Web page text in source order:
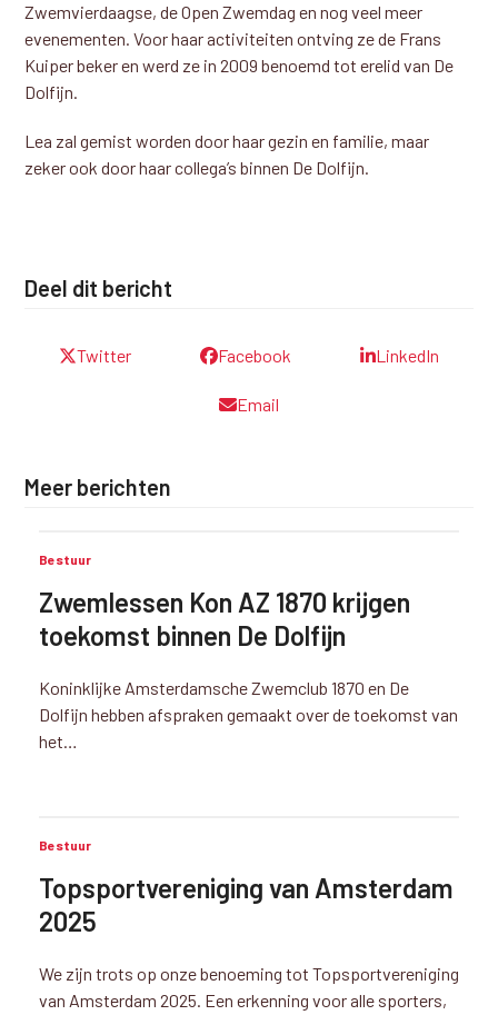
Zwemvierdaagse, de Open Zwemdag en nog veel meer
evenementen. Voor haar activiteiten ontving ze de Frans
Kuiper beker en werd ze in 2009 benoemd tot erelid van De
Dolfijn.
Lea zal gemist worden door haar gezin en familie, maar
zeker ook door haar collega’s binnen De Dolfijn.
Deel dit bericht
Twitter Facebook LinkedIn
Email
Meer berichten
Bestuur
Zwemlessen Kon AZ 1870 krijgen
toekomst binnen De Dolfijn
Koninklijke Amsterdamsche Zwemclub 1870 en De
Dolfijn hebben afspraken gemaakt over de toekomst van
het…
Bestuur
Topsportvereniging van Amsterdam
2025
We zijn trots op onze benoeming tot Topsportvereniging
van Amsterdam 2025. Een erkenning voor alle sporters,